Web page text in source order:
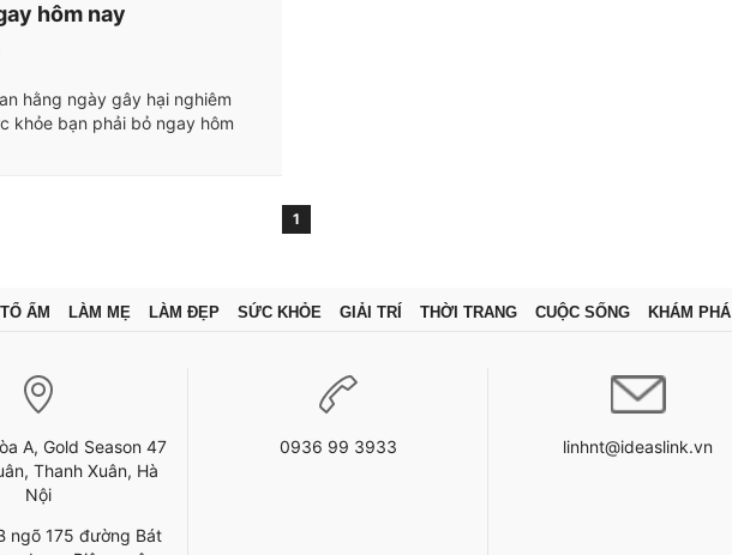
hôm nay
hằng ngày gây hại nghiêm
khỏe bạn phải bỏ ngay hôm
1
TỔ ẤM LÀM MẸ LÀM ĐẸP SỨC KHỎE GIẢI TRÍ THỜI TRANG CUỘC SỐNG KHÁM PHÁ
A, Gold Season 47
Thanh Xuân, Hà
Nội
ngõ 175 đường Bát
0936 99 3933 linhnt@ideaslink.vn